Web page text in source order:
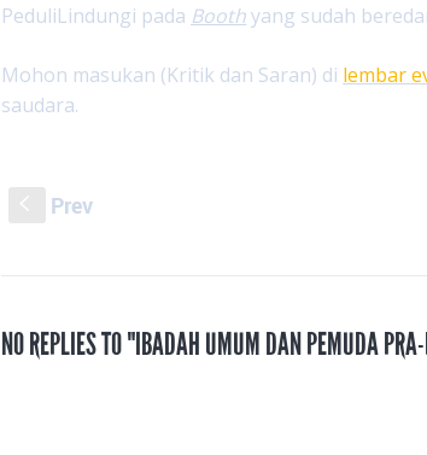
PeduliLindungi pada Boothyang sudah
Mohon masukan (Kritik dan Saran) di lembar
saudara.
Prev
NO REPLIES TO "IBADAH UMUM DAN PEMUDA